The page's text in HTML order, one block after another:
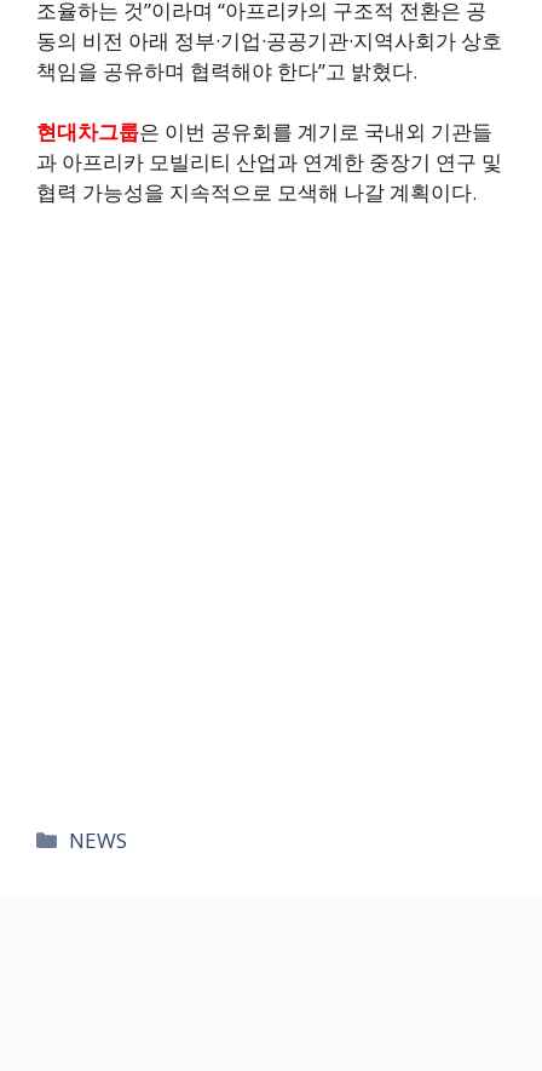
조율하는 것”이라며 “아프리카의 구조적 전환은 공
동의 비전 아래 정부·기업·공공기관·지역사회가 상호
책임을 공유하며 협력해야 한다”고 밝혔다.
현대차그룹은 이번 공유회를 계기로 국내외 기관들
과 아프리카 모빌리티 산업과 연계한 중장기 연구 및
협력 가능성을 지속적으로 모색해 나갈 계획이다.
카
NEWS